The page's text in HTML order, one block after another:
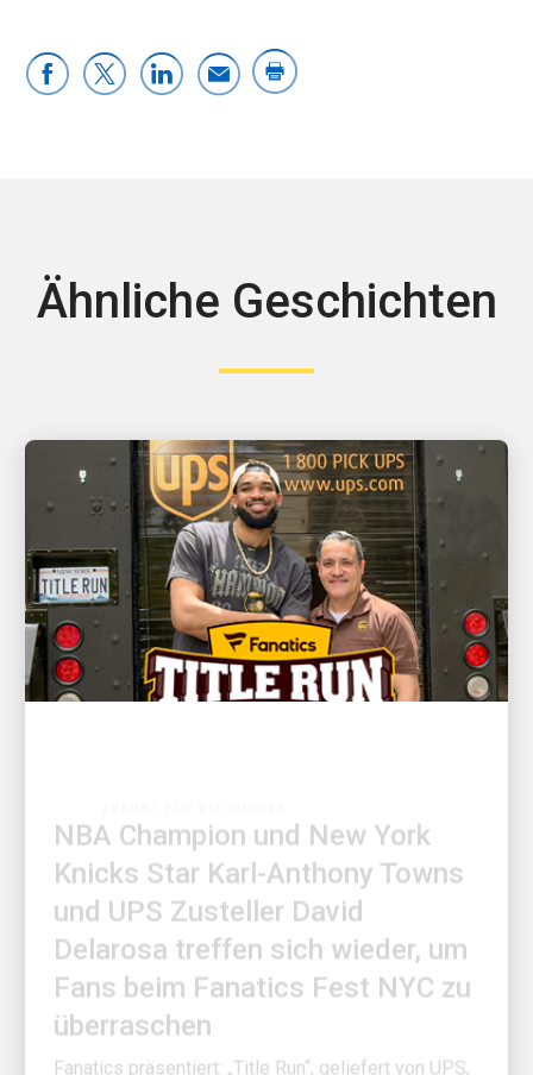
Ähnliche Geschichten
Knicks Star Karl-Anthony Towns
und UPS Zusteller David
Delarosa treffen sich wieder, um
Fans beim Fanatics Fest NYC zu
überraschen
Fanatics präsentiert: „Title Run“, geliefert von UPS,
produziert von Fanatics Studios